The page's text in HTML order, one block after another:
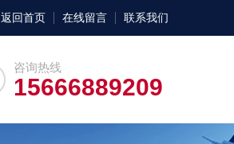
返回首页 在线留言 联系我们
咨询热线
15666889209